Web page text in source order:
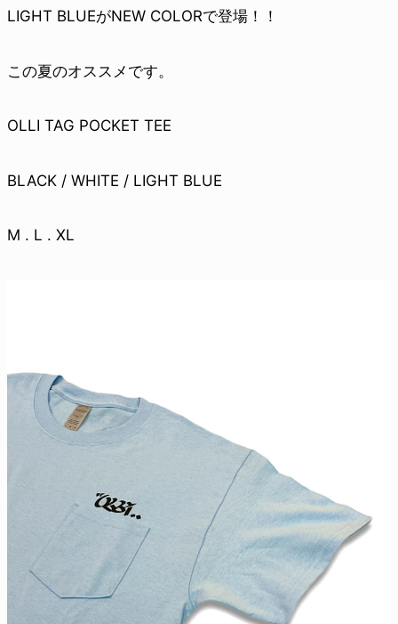
LIGHT BLUEがNEW COLORで登場！！
この夏のオススメです。
OLLI TAG POCKET TEE
BLACK / WHITE / LIGHT BLUE
M . L . XL